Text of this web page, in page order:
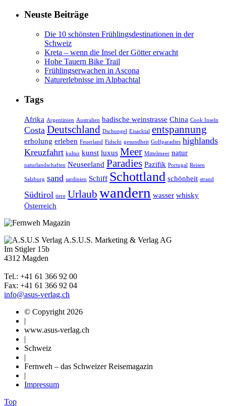
Neuste Beiträge
Die 10 schönsten Frühlingsdestinationen in der
Schweiz
Kreta – wenn die Insel der Götter erwacht
Hohe Tauern Bike Trail
Frühlingserwachen in Ascona
Naturerlebnisse im Alpbachtal
Tags
Afrika Argentinien Australien badische weinstrasse China Cook Inseln
Costa Deutschland Dschungel Eisacktal entspannung
erholung erleben Feuerland Fidschi gesundheit Golfparadies highlands
Kreuzfahrt kultur kunst luxus Meer Mittelmeer natur
naturlandschaften Neuseeland Paradies Pazifik Portugal Reisen
Salzburg sand sardinien Schiff Schottland schönheit strand
Südtirol tiere Urlaub wandern wasser whisky
Österreich
A.S.U.S. Marketing & Verlag AG
Im Stigler 15b
4312 Magden
Tel.: +41 61 366 92 00
Fax: +41 61 366 92 04
info@asus-verlag.ch
© Copyright 2026
|
www.asus-verlag.ch
|
Schweiz
|
Fernweh – das Schweizer Reisemagazin
|
Impressum
Top